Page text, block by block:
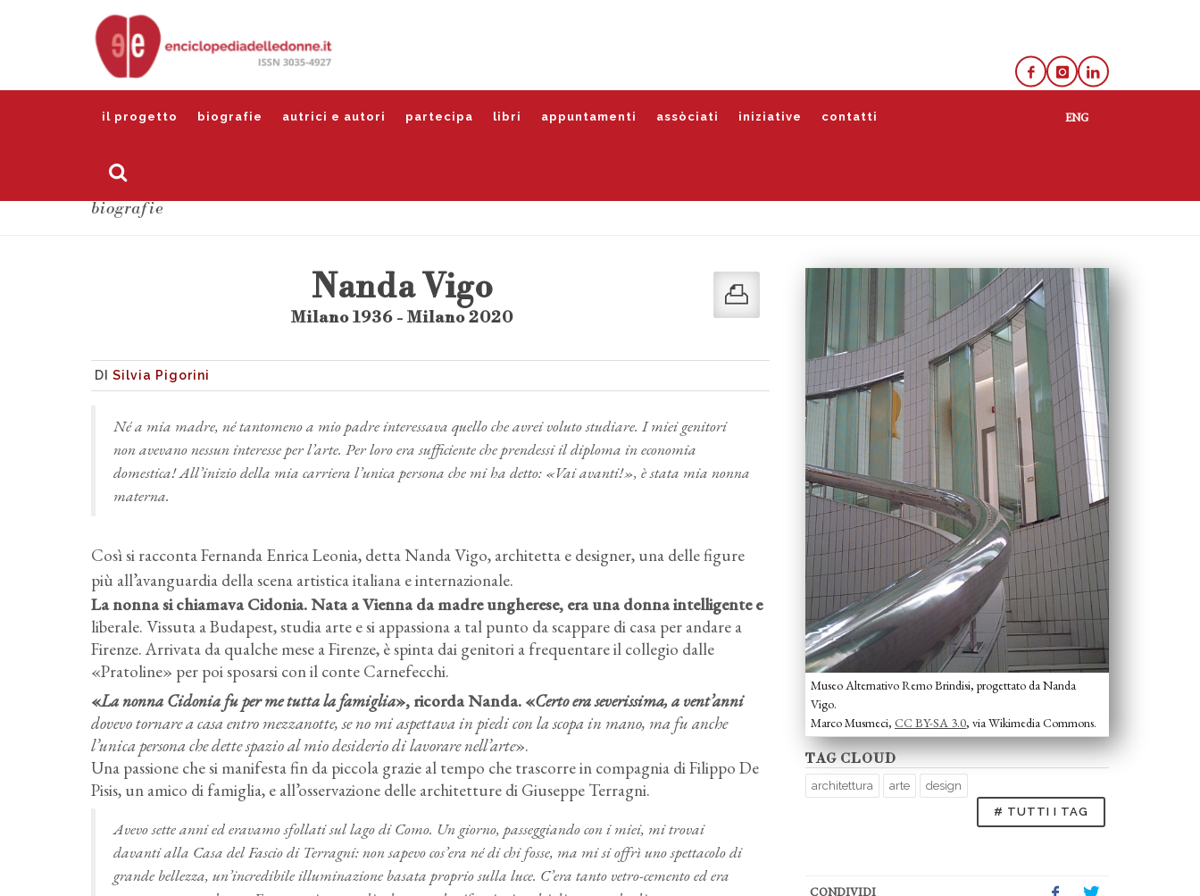
il progetto biografie autrici e autori partecipa libri appuntamenti assòciati iniziative contatti
biografie
Museo Alternativo Remo Brindisi, progettato da Nanda
Vigo.
Marco Musmeci, CC BY-SA 3.0, via Wikimedia Commons.
TAG CLOUD
architettura arte
design
# TUTTI I TAG
CONDIVIDI
Nanda Vigo
Milano 1936 - Milano 2020
DI Silvia Pigorini
Né a mia madre, né tantomeno a mio padre interessava quello che avrei voluto studiare. I miei genitori
non avevano nessun interesse per l’arte. Per loro era sufficiente che prendessi il diploma in economia
domestica! All’inizio della mia carriera l’unica persona che mi ha detto: «Vai avanti!», è stata mia nonna
materna.
Così si racconta Fernanda Enrica Leonia, detta Nanda Vigo, architetta e designer, una delle figure
più all’avanguardia della scena artistica italiana e internazionale.
La nonna si chiamava Cidonia. Nata a Vienna da madre ungherese, era una donna intelligente e
liberale. Vissuta a Budapest, studia arte e si appassiona a tal punto da scappare di casa per andare a
Firenze. Arrivata da qualche mese a Firenze, è spinta dai genitori a frequentare il collegio dalle
«Pratoline» per poi sposarsi con il conte Carnefecchi.
«La nonna Cidonia fu per me tutta la famiglia», ricorda Nanda. «Certo era severissima, a vent’anni
dovevo tornare a casa entro mezzanotte, se no mi aspettava in piedi con la scopa in mano, ma fu anche
l’unica persona che dette spazio al mio desiderio di lavorare nell’arte».
Una passione che si manifesta fin da piccola grazie al tempo che trascorre in compagnia di Filippo De
Pisis, un amico di famiglia, e all’osservazione delle architetture di Giuseppe Terragni.
Avevo sette anni ed eravamo sfollati sul lago di Como. Un giorno, passeggiando con i miei, mi trovai
davanti alla Casa del Fascio di Terragni: non sapevo cos’era né di chi fosse, ma mi si offrì uno spettacolo di
grande bellezza, un’incredibile illuminazione basata proprio sulla luce. C’era tanto vetro-cemento ed era